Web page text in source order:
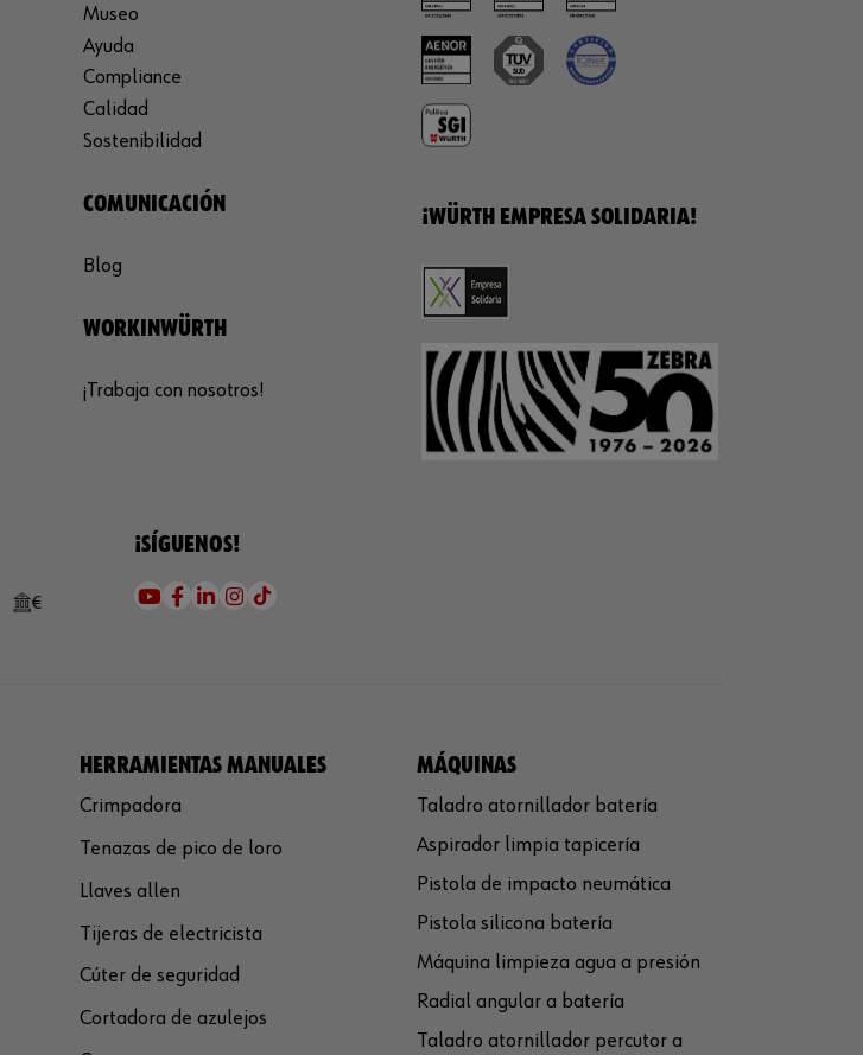
Museo
Ayuda
Compliance
Calidad
Sostenibilidad
COMUNICACIÓN
Blog
WORKINWÜRTH
¡Trabaja con nosotros!
¡WÜRTH EMPRESA SOLIDARIA!
¡SÍGUENOS!
HERRAMIENTAS MANUALES
Crimpadora
Tenazas de pico de loro
Llaves allen
Tijeras de electricista
Cúter de seguridad
Cortadora de azulejos
MÁQUINAS
Taladro atornillador batería
Aspirador limpia tapicería
Pistola de impacto neumática
Pistola silicona batería
Máquina limpieza agua a presión
Radial angular a batería
Taladro atornillador percutor a